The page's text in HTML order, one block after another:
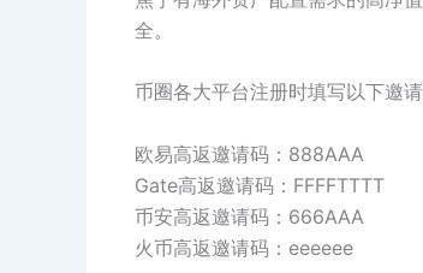
全。
币圈各大平台注册时填写以下邀
欧易高返邀请码：888AAA
Gate高返邀请码：FFFFTTTT
币安高返邀请码：666AAA
火币高返邀请码：eeeeee